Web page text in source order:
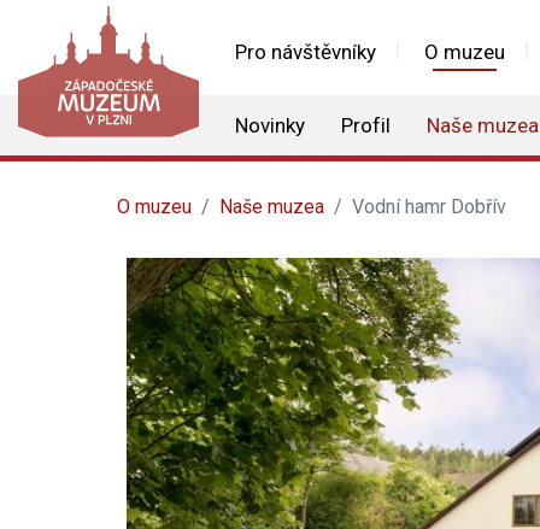
Pro návštěvníky O muzeu
Novinky Profil Naše muzea
O muzeu Naše muzea Vodní hamr Dobřív